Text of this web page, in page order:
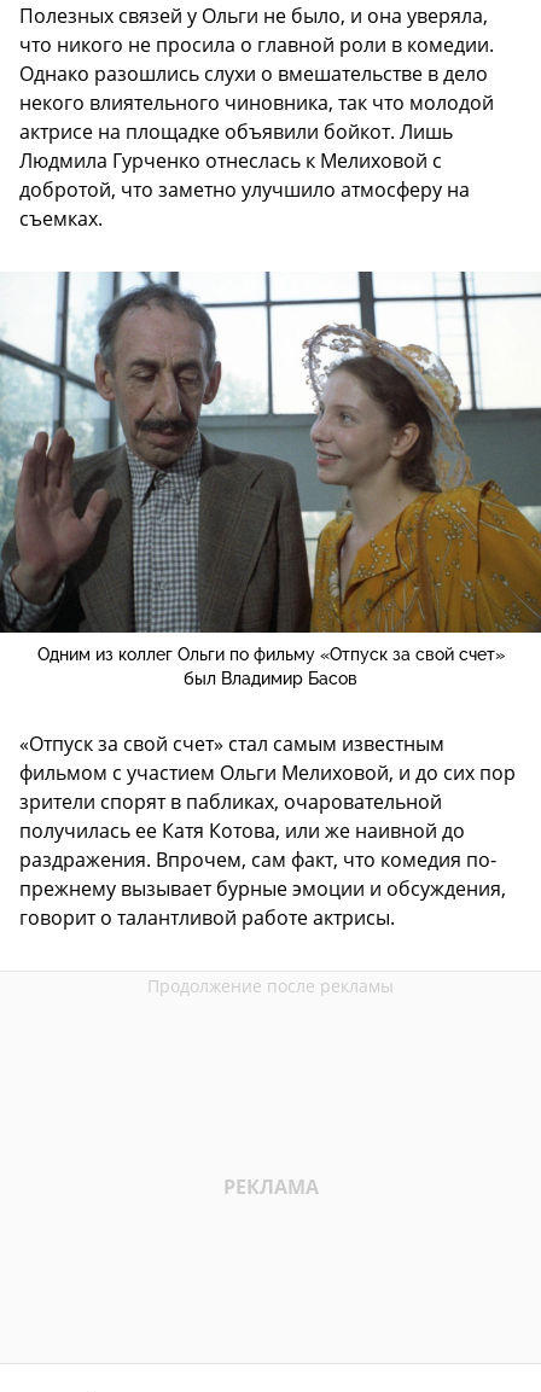
Полезных связей у Ольги не было, и она уверяла,
что никого не просила о главной роли в комедии.
Однако разошлись слухи о вмешательстве в дело
некого влиятельного чиновника, так что молодой
актрисе на площадке объявили бойкот. Лишь
Людмила Гурченко отнеслась к Мелиховой с
добротой, что заметно улучшило атмосферу на
съемках.
Одним из коллег Ольги по фильму «Отпуск за свой счет»
был Владимир Басов
«Отпуск за свой счет» стал самым известным
фильмом с участием Ольги Мелиховой, и до сих пор
зрители спорят в пабликах, очаровательной
получилась ее Катя Котова, или же наивной до
раздражения. Впрочем, сам факт, что комедия по-
прежнему вызывает бурные эмоции и обсуждения,
говорит о талантливой работе актрисы.